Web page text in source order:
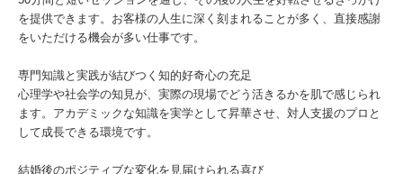
を提供できます。お客様の人生に深く刻まれることが多く、直接感謝
をいただける機会が多い仕事です。
専門知識と実践が結びつく知的好奇心の充足
心理学や社会学の知見が、実際の現場でどう活きるかを肌で感じられ
ます。アカデミックな知識を実学として昇華させ、対人支援のプロと
して成長できる環境です。
結婚後のポジティブな変化を見届けられる喜び